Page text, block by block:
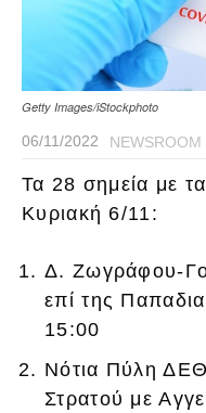
Getty Images/iStockphoto
06/11/2022 NEWSROOM
Τα 28 σημεία με
Κυριακή 6/11:
Δ. Ζωγράφου-
επί της
15:00
Νότια Πύλη
Στρατού με